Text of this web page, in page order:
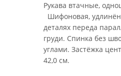
Рукава втачные,
Шифоновая,
деталях переда
груди. Спинка без
углами. Застёжка
42,0 см.